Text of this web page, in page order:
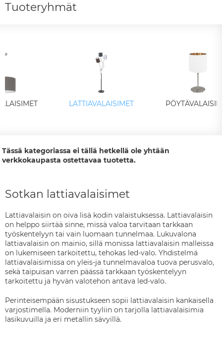
Tuoteryhmät
LATTIAVALAISIMET
Tässä kategoriassa ei tällä hetkellä ole yhtään
verkkokaupasta ostettavaa tuotetta.
Sotkan lattiavalaisimet
Lattiavalaisin on oiva lisä kodin valaistuksessa. Lattiavalaisin
on helppo siirtää sinne, missä valoa tarvitaan tarkkaan
työskentelyyn tai vain luomaan tunnelmaa. Lukuvalona
lattiavalaisin on mainio, sillä monissa lattiavalaisin malleissa
on lukemiseen tarkoitettu, tehokas led-valo. Yhdistelmä
lattiavalaisimissa on yleis-ja tunnelmavaloa tuova perusvalo,
sekä taipuisan varren päässä tarkkaan työskentelyyn
tarkoitettu ja hyvän valotehon antava led-valo.
Perinteisempään sisustukseen sopii lattiavalaisin kankaisella
varjostimella. Moderniin tyyliin on tarjolla lattiavalaisimia
lasikuvuilla ja eri metallin sävyillä.